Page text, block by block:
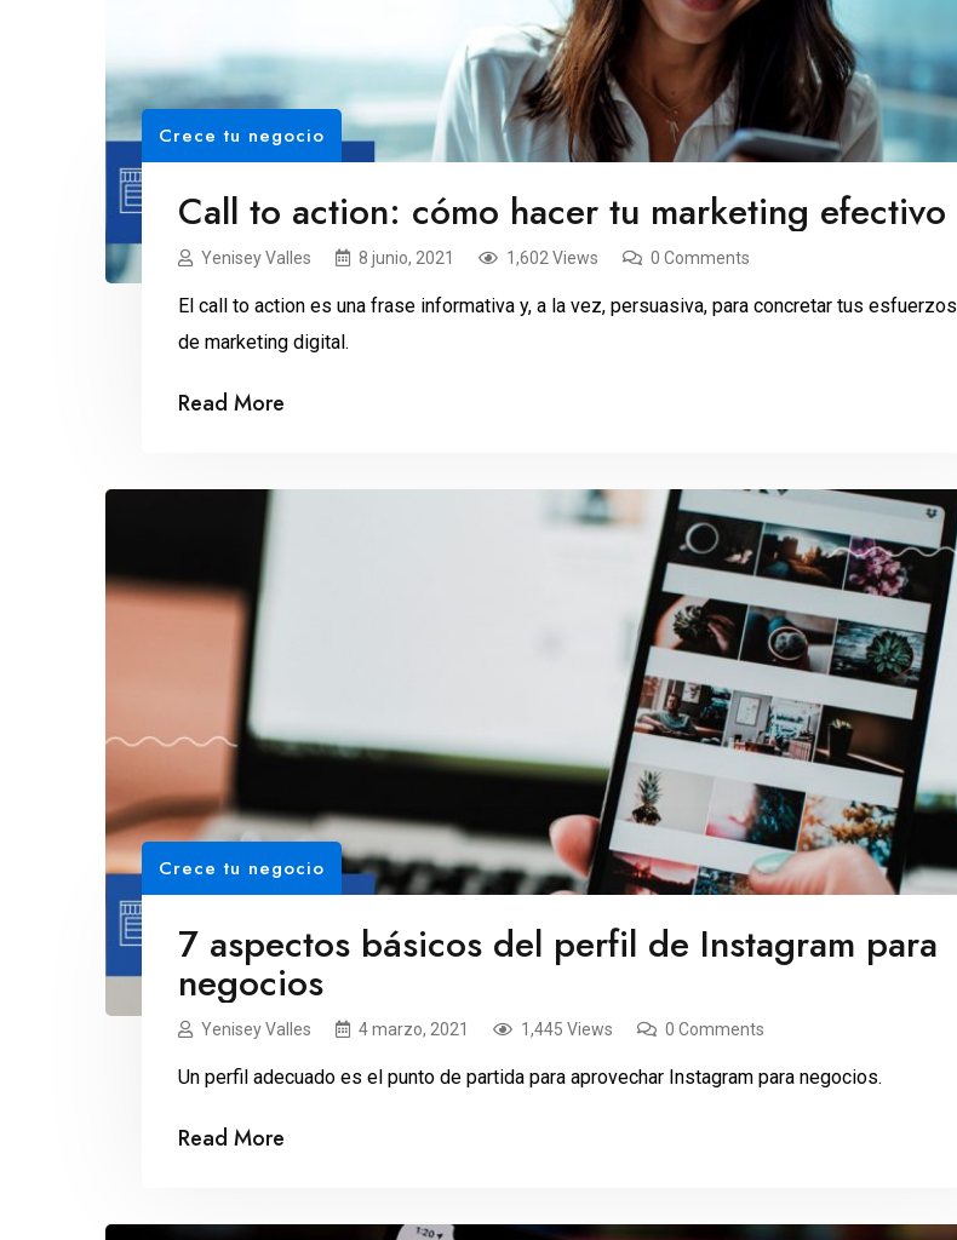
Crece tu negocio
Call to action: cómo hacer tu marketing efectivo
Yenisey Valles 8 junio, 2021 1,602 Views 0 Comments
El call to action es una frase informativa y, a la vez, persuasiva, para concretar tus esfuerzos
de marketing digital.
Read More
Crece tu negocio
7 aspectos básicos del perfil de Instagram para
negocios
Yenisey Valles 4 marzo, 2021 1,445 Views 0 Comments
Un perfil adecuado es el punto de partida para aprovechar Instagram para negocios.
Read More